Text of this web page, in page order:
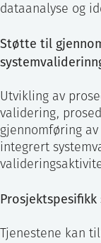
dataanalyse og
Støtte til
Utvikling av
validering,
gjennomføring
integrert
Tjenestene kan